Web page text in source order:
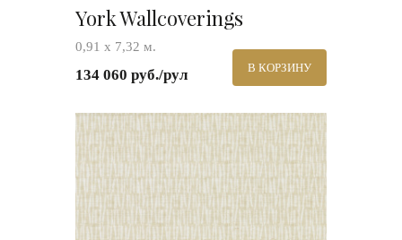
York Wallcoverings
0,91 х 7,32 м.
134 060 руб./рул В КОРЗИНУ